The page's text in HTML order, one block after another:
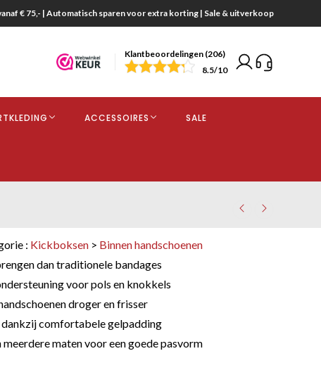
€ 75,- | Automatisch sparen voor extra korting | Sale & uitverkoop
Klantbeoordelingen (206)
8.5/10
ACCESSOIRES SALE
: Kickboksen > Binnen handschoenen
dan traditionele bandages
voor pols en knokkels
droger en frisser
comfortabele gelpadding
maten voor een goede pasvorm